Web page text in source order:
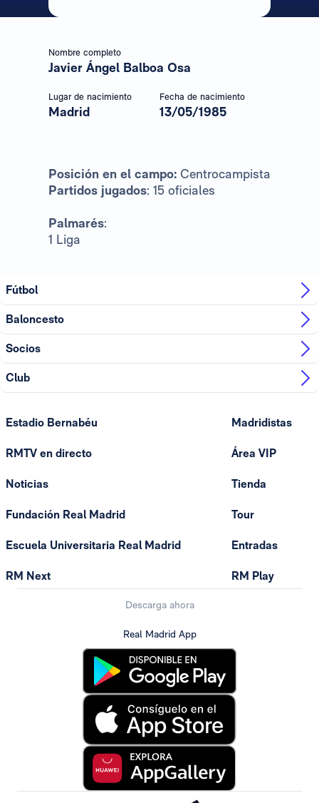
Nombre completo
Javier Ángel Balboa Osa
Lugar de nacimiento
Madrid
Fecha de nacimiento
13/05/1985
Posición en el campo: Centrocampista
Partidos jugados: 15 oficiales
Palmarés:
1 Liga
Fútbol
Baloncesto
Socios
Club
Estadio Bernabéu
RMTV en directo
Noticias
Fundación Real Madrid
Escuela Universitaria Real Madrid
RM Next
Madridistas
Área VIP
Tienda
Tour
Entradas
RM Play
Descarga ahora
Real Madrid App